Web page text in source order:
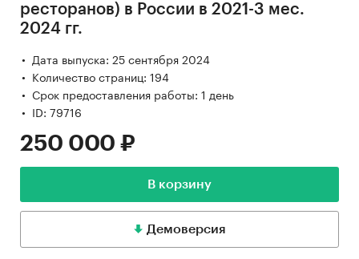
ресторанов) в России в 2021-3 мес.
2024 гг.
Дата выпуска: 25 сентября 2024
Количество страниц: 194
Срок предоставления работы: 1 день
ID: 79716
250 000 ₽
В корзину
Демоверсия